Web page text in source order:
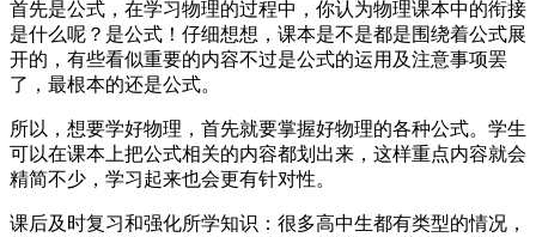
首先是公式，在学习物理的过程中，你认为物理课本中的衔接
是什么呢？是公式！仔细想想，课本是不是都是围绕着公式展
开的，有些看似重要的内容不过是公式的运用及注意事项罢
了，最根本的还是公式。
所以，想要学好物理，首先就要掌握好物理的各种公式。学生
可以在课本上把公式相关的内容都划出来，这样重点内容就会
精简不少，学习起来也会更有针对性。
课后及时复习和强化所学知识：很多高中生都有类型的情况，